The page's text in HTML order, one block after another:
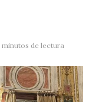
minutos de lectura